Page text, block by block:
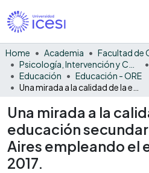
Home Academia
Facultad de
Educación
Educación - ORE
Una mirada a la
educación
Aires empleando el
2017.